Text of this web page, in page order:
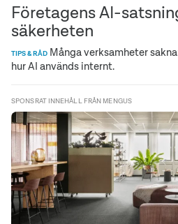
Företagens AI-
säkerheten
TIPS & RÅD Många verksamheter
hur AI används internt.
SPONSRAT INNEHÅLL FRÅN MENGUS